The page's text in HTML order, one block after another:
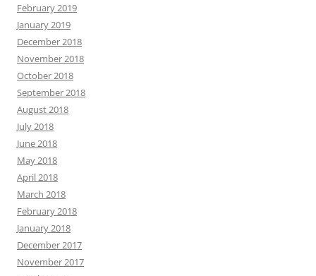
February 2019
January 2019
December 2018
November 2018
October 2018
September 2018
August 2018
July 2018
June 2018
May 2018
April 2018
March 2018
February 2018
January 2018
December 2017
November 2017